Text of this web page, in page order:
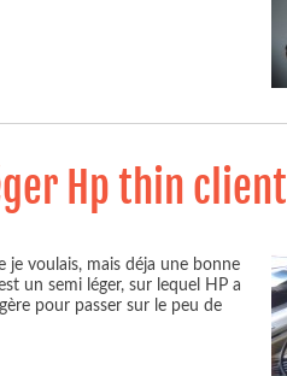
Hp thin
je voulais, mais déja une bonne
un semi léger, sur lequel HP a
pour passer sur le peu de